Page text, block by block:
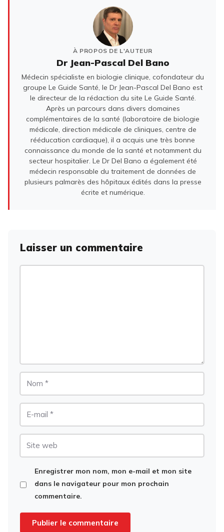
À PROPOS DE L'AUTEUR
Dr Jean-Pascal Del Bano
Médecin spécialiste en biologie clinique, cofondateur du
groupe Le Guide Santé, le Dr Jean-Pascal Del Bano est
le directeur de la rédaction du site Le Guide Santé.
Après un parcours dans divers domaines
complémentaires de la santé (laboratoire de biologie
médicale, direction médicale de cliniques, centre de
rééducation cardiaque), il a acquis une très bonne
connaissance du monde de la santé et notamment du
secteur hospitalier. Le Dr Del Bano a également été
médecin responsable du traitement de données de
plusieurs palmarès des hôpitaux édités dans la presse
écrite et numérique.
Laisser un commentaire
Enregistrer mon nom, mon e-mail et mon site
dans le navigateur pour mon prochain
commentaire.